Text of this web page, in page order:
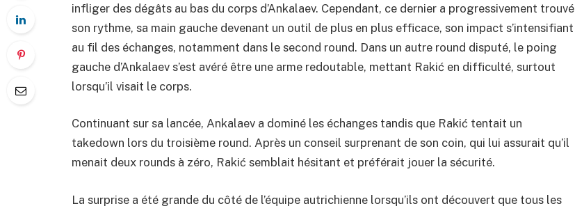
infliger des dégâts au bas du corps d’Ankalaev. Cependant, ce dernier a progressivement trouvé
son rythme, sa main gauche devenant un outil de plus en plus efficace, son impact s’intensifiant
au fil des échanges, notamment dans le second round. Dans un autre round disputé, le poing
gauche d’Ankalaev s’est avéré être une arme redoutable, mettant Rakić en difficulté, surtout
lorsqu’il visait le corps.
Continuant sur sa lancée, Ankalaev a dominé les échanges tandis que Rakić tentait un
takedown lors du troisième round. Après un conseil surprenant de son coin, qui lui assurait qu’il
menait deux rounds à zéro, Rakić semblait hésitant et préférait jouer la sécurité.
La surprise a été grande du côté de l’équipe autrichienne lorsqu’ils ont découvert que tous les